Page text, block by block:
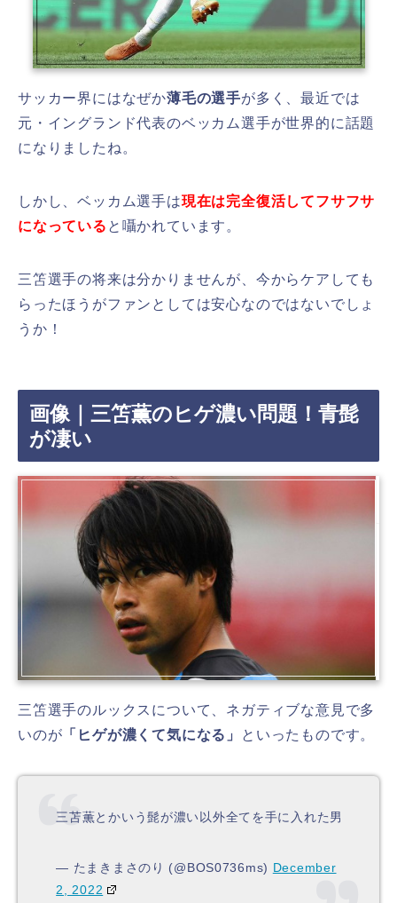
サッカー界にはなぜか薄毛の選手が多く、最近では
元・イングランド代表のベッカム選手が世界的に話題
になりましたね。
しかし、ベッカム選手は現在は完全復活してフサフサ
になっている と囁かれています。
三笘選手の将来は分かりませんが、今からケアしても
らったほうがファンとしては安心なのではないでしょ
うか！
画像｜三笘薫のヒゲ濃い問題！青髭
が凄い
三笘選手のルックスについて、ネガティブな意見で多
いのが 「ヒゲが濃くて気になる」 といったものです。
三苫薫とかいう髭が濃い以外全てを手に入れた男
— たまきまさのり (@BOS0736ms) December
2, 2022